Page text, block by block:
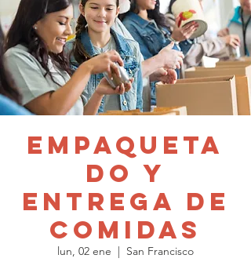
Empaqueta
do y
entrega de
comidas
lun, 02 ene
  |
San Francisco